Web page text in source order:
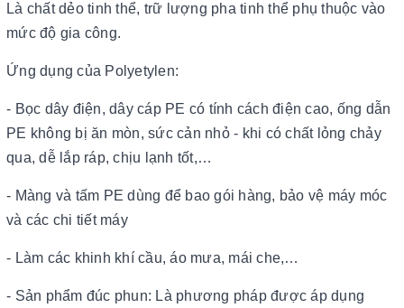
Là chất dẻo tinh thể, trữ lượng pha tinh thể phụ thuộc vào
mức độ gia công.
Ứng dụng của Polyetylen:
- Bọc dây điện, dây cáp PE có tính cách điện cao, ống dẫn
PE không bị ăn mòn, sức cản nhỏ - khi có chất lỏng chảy
qua, dễ lắp ráp, chịu lạnh tốt,…
- Màng và tấm PE dùng để bao gói hàng, bảo vệ máy móc
và các chi tiết máy
- Làm các khinh khí cầu, áo mưa, mái che,…
- Sản phẩm đúc phun: Là phương pháp được áp dụng